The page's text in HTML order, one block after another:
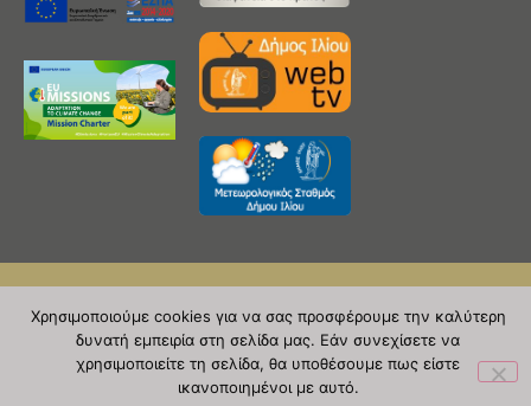
Copyright 2020 © Δήμος Ιλίου
| powered by Evolutionprojects
Χρησιμοποιούμε cookies για να σας προσφέρουμε την καλύτερη
δυνατή εμπειρία στη σελίδα μας. Εάν συνεχίσετε να
χρησιμοποιείτε τη σελίδα, θα υποθέσουμε πως είστε
ικανοποιημένοι με αυτό.